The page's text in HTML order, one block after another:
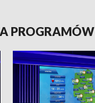
PROGRAMÓW